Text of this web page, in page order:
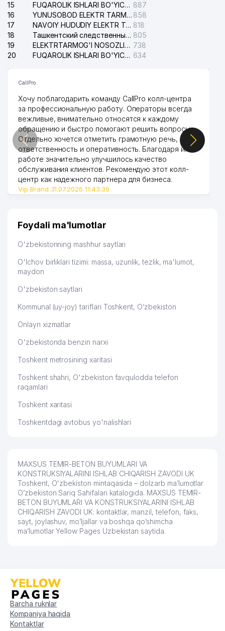
15
FUQAROLIK ISHLARI BO'YICHA YAKKASAROY TUMANLARARO SUDI 887
16
YUNUSOBOD ELEKTR TARMOG'I NOSOZLIKLARI XIZMATI 858
17
NAVOIY HUDUDIY ELEKTR TARMOQLARI KORXONASI AJ 818
18
Ташкентский следственный изолятор 805
19
ELEKTRTARMOG'I NOSOZLIKLARINI TO'ZATISH SERGELI XIZMATI 738
20
FUQAROLIK ISHLARI BO'YICHA UCH-TEPA TUMANI SUDI 634
CallPro
Хочу поблагодарить команду CallPro колл-центра
за профессиональную работу. Операторы всегда
вежливые, внимательно относятся к каждому
обращению и быстро помогают решить вопросы.
Отдельно хочется отметить грамотную речь,
ответственность и оперативность. Благодаря их
работе значительно улучшилось качество
обслуживания клиентов. Рекомендую этот колл-
центр как надежного партнера для бизнеса.
Vip Brand 31.07.2026 11:43:39
Foydali ma'lumotlar
O'zbekistonning mashhur saytlari
O'lchov birliklari tizimi: massa, uzunlik, tezlik, ma'lumot,
maydon
O'zbekiston saytlari
Kommunal (uy-joy) tariflari Toshkent, O‘zbekiston
Onlayn xizmatlar
O'zbekistonda benzin narxi
Toshkent metrosining xaritasi
Toshkent shahri, O'zbekiston favqulodda telefon
raqamlari
Toshkent xaritasi
Toshkentdagi avtobus yo'nalishlari
MAXSUS TEMIR-BETON BUYUMLARI VA
KONSTRUKSIYALARINI ISHLAB CHIQARISH ZAVODI UK
Toshkent, O'zbekiston mintaqasida – dolzarb ma’lumotlar
O’zbekiston Sariq Sahifalari katalogida. MAXSUS TEMIR-
BETON BUYUMLARI VA KONSTRUKSIYALARINI ISHLAB
CHIQARISH ZAVODI UK: kontaktlar, manzil, telefon, faks,
sayt, joylashuv, mo’ljallar va boshqa qo’shimcha
ma’lumotlar Yellow Pages Uzbekistan saytida.
Barcha ruknlar
Kompaniya haqida
Kontaktlar